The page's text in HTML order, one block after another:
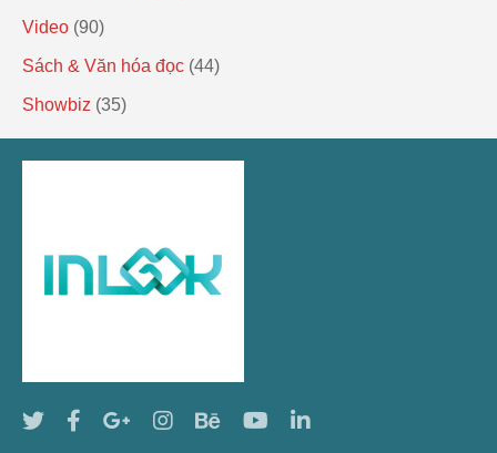
Video (90)
Sách & Văn hóa đọc (44)
Showbiz (35)